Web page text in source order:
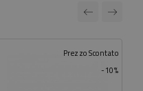
-10%
Prezzo Scontato